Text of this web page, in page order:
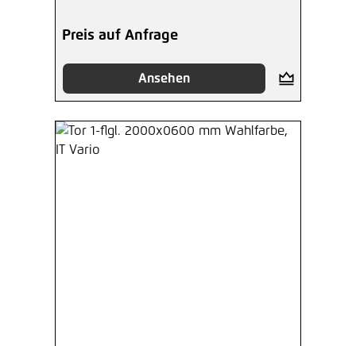
Preis auf Anfrage
Ansehen